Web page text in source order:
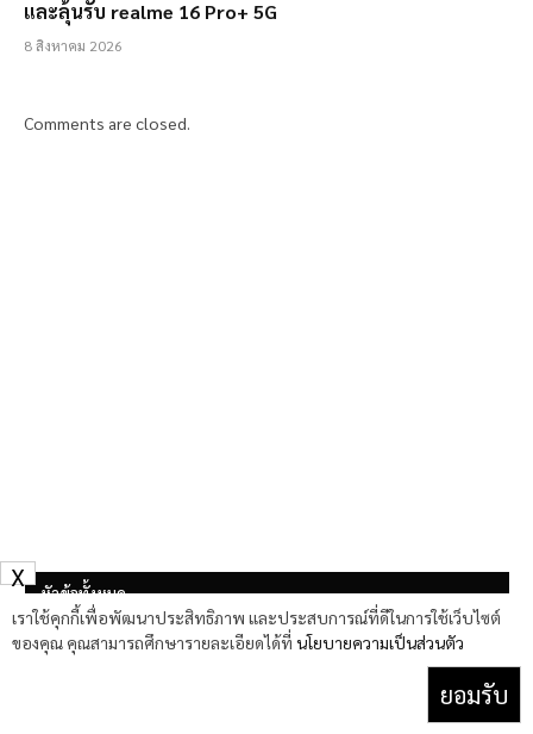
และลุ้นรับ realme 16 Pro+ 5G
8 สิงหาคม 2026
Comments are closed.
หัวข้อทั้งหมด
ช่วยอัจฉริยะทั้งแปลภาษาและสรุปประชุม
เราใช้คุกกี้เพื่อพัฒนาประสิทธิภาพ และประสบการณ์ที่ดีในการใช้เว็บไซต์
ของคุณ คุณสามารถศึกษารายละเอียดได้ที่ นโยบายความเป็นส่วนตัว
ยอมรับ
X